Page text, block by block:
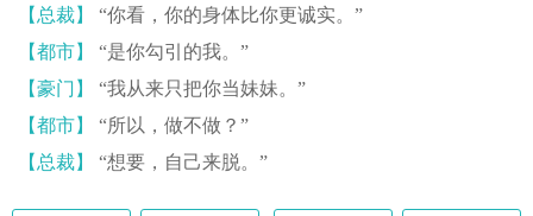
【总裁】
“你看，你的身体比你更诚实。”
【都市】
“是你勾引的我。”
【豪门】
“我从来只把你当妹妹。”
【都市】
“所以，做不做？”
【总裁】
“想要，自己来脱。”